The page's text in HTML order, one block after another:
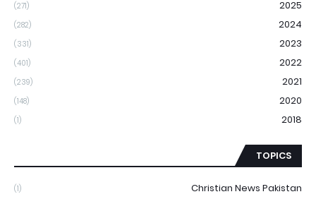
2025
(271)
2024
(282)
2023
(331)
2022
(401)
2021
(239)
2020
(148)
2018
(1)
TOPICS
Christian News Pakistan
(1)